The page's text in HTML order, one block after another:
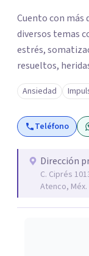
Cuento con más
diversos temas
estrés,
resueltos,
Ansiedad
Teléfono
Dirección
C. Ciprés
Atenco, Méx.